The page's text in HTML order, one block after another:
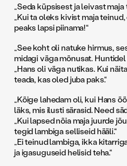
„Seda küpsisest ja leivast maja
„Kui ta oleks kivist maja
peaks lapsi piinama!“
„See koht oli natuke hirmus,
midagi väga mõnusat.
„Hans oli väga nutikas. Kui
teada, kas oled juba paks.“
„Kõige lahedam oli, kui Hans
läks, mis ilusti särasid. Need
„Kui lapsed nõia maja juurde
tegid lambiga selliseid hääli.“
„Ei teinud lambiga, ikka
ja igasuguseid helisid teha.“